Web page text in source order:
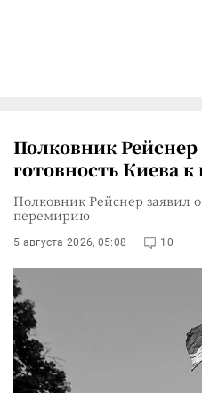
Полковник
готовность Киева
Полковник Рейснер заявил
перемирию
5 августа 2026, 05:08 10